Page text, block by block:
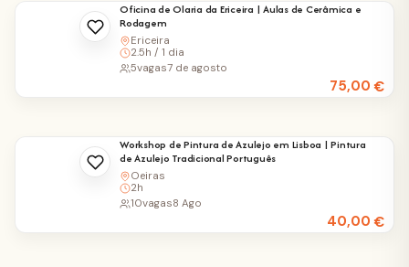
Oficina de Olaria da Ericeira | Aulas de Cerâmica e
Rodagem
Ericeira
2.5h / 1 dia
75,00€
5vagas7 de agosto
Workshop de Pintura de Azulejo em Lisboa | Pintura
de Azulejo Tradicional Português
Oeiras
2h
40,00€
10vagas8 Ago